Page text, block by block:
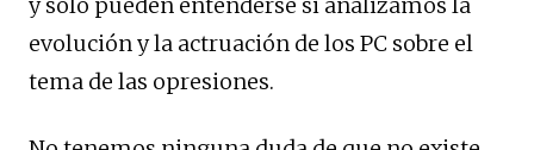
evolución y la actruación de los PC sobre el
tema de las opresiones.